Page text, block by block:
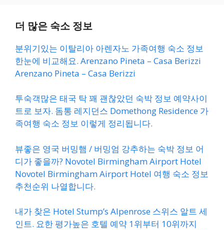
더 많은 숙소 정보
분위기있는 이탈리아 아렌자노 가족여행 숙소 정보
한눈에 비교해요. Arenzano Pineta – Casa Berizzi
Arenzano Pineta – Casa Berizzi
투숙객많은 태국 탁 꽤 괜찮았던 숙박 정보 예약사이
트로 보자. 돔통 레지던스 Domethong Residence 가
족여행 숙소 정보 이렇게 정리됩니다.
뷰좋은 영국 버밍햄 / 버밍엄 강추하는 숙박 정보 어
디가 좋을까? Novotel Birmingham Airport Hotel
Novotel Birmingham Airport Hotel 여행 숙소 정보
추천순위 나열합니다.
내가 찾은 Hotel Stump’s Alpenrose 스위스 알트 세
인트. 요한 평가높은 호텔 예약 1위부터 10위까지